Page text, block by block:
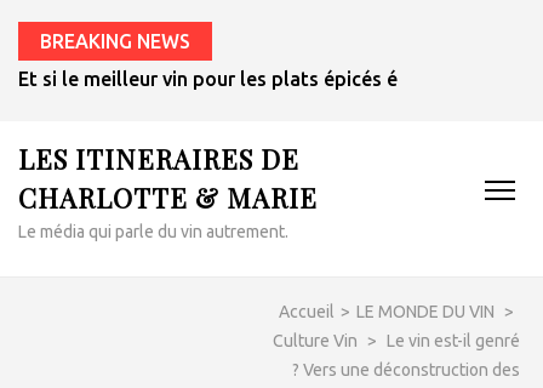
BREAKING NEWS
Et si le meilleur vin pour les plats épicés était un rosé de
LES ITINERAIRES DE
CHARLOTTE & MARIE
Le média qui parle du vin autrement.
Accueil > LE MONDE DU VIN
>
Culture Vin
> Le vin est-il genré
? Vers une déconstruction des